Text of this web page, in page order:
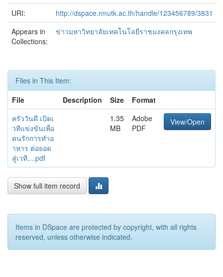
URI:
http://dspace.rmutk.ac.th/handle/123456789/3831
Appears in
Collections:
ข่าวมหาวิทยาลัยเทคโนโลยีราชมงคลกรุงเทพ
Files in This Item:
File
Description Size
Format
ครัววันดี เปิดเ
วทีแข่งขันเพื่อ
คนรักการทำอ
าหาร ต่อยอด
สู่เวที....pdf
1.35
MB
Adobe
PDF
View/Open
Show full item record
Items in DSpace are protected by copyright, with all rights
reserved, unless otherwise indicated.